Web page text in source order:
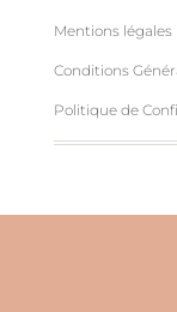
Mentions légales
Conditions
Politique de